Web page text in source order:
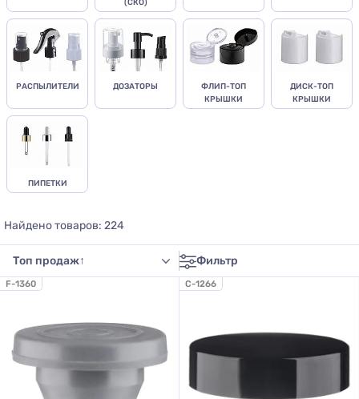
(СКО)
РАСПЫЛИТЕЛИ ДОЗАТОРЫ
ФЛИП-ТОП
КРЫШКИ
ДИСК-ТОП
КРЫШКИ
ПИПЕТКИ
Найдено товаров: 224
Фильтр
F-1360 C-1266